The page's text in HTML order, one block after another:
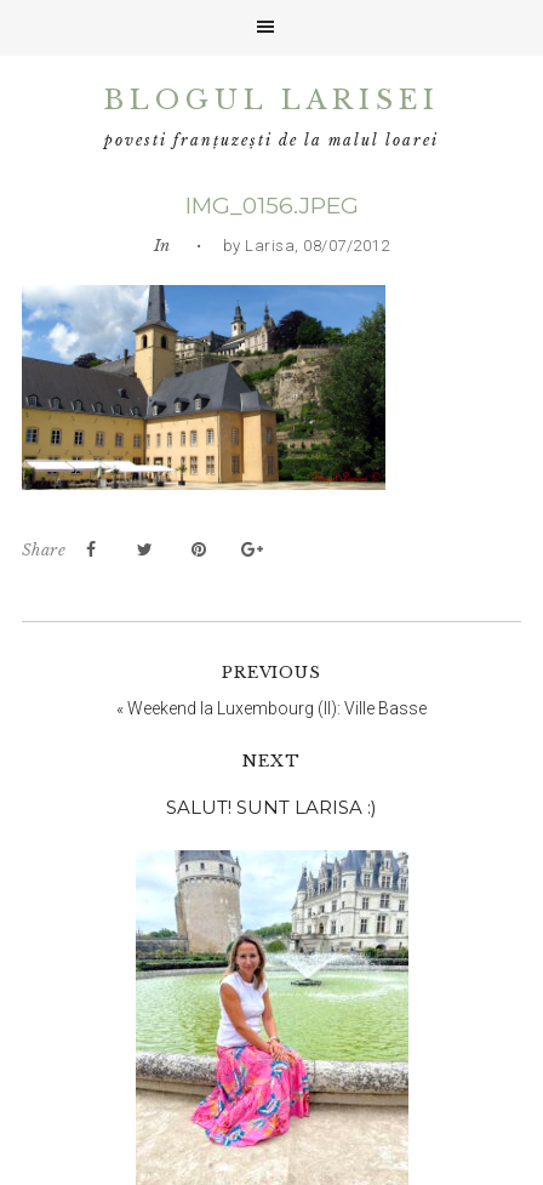
BLOGUL LARISEI
povesti franțuzești de la malul loarei
IMG_0156.JPEG
In • by Larisa, 08/07/2012
Share
PREVIOUS
«Weekend la Luxembourg (II): Ville Basse
NEXT
principală
SALUT! SUNT LARISA :)